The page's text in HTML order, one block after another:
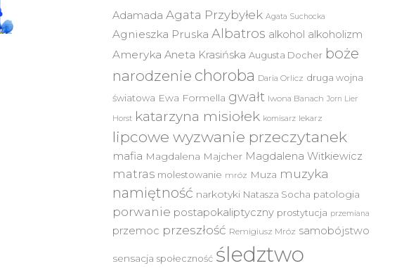
Adamada Agata Przybyłek Agata Suchocka
Agnieszka Pruska Albatros alkohol alkoholizm
Ameryka Aneta Krasińska Augusta Docher boże
narodzenie choroba Daria Orlicz druga wojna
światowa Ewa Formella gwałt Iwona Banach Jorn Lier
Horst katarzyna misiołek komisarz lekarz
lipcowe wyzwanie przeczytanek
mafia Magdalena Majcher Magdalena Witkiewicz
matras molestowanie mróz Muza muzyka
namiętność narkotyki Natasza Socha patologia
porwanie postapokaliptyczny prostytucja przemiana
przemoc przeszłość Remigiusz Mróz samobójstwo
sensacja społeczność śledztwo